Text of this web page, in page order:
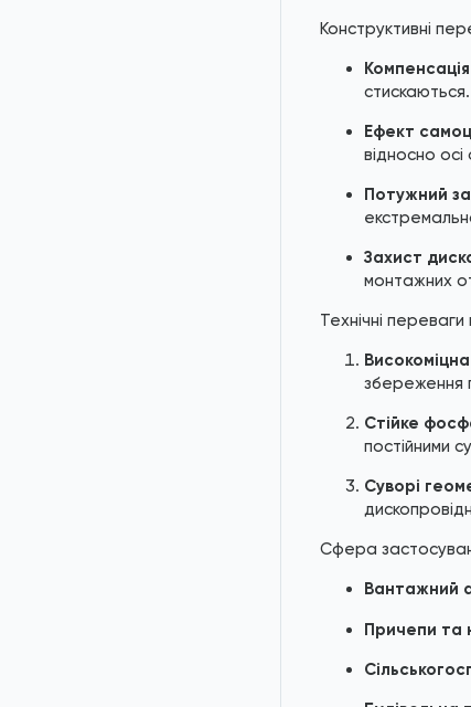
Конструктивні
Ефект
відносно
Потужний
Захист
монтажних
Технічні
збереження
Стійке
постійними
Суворі
Сфера
Вантажний
Причепи та